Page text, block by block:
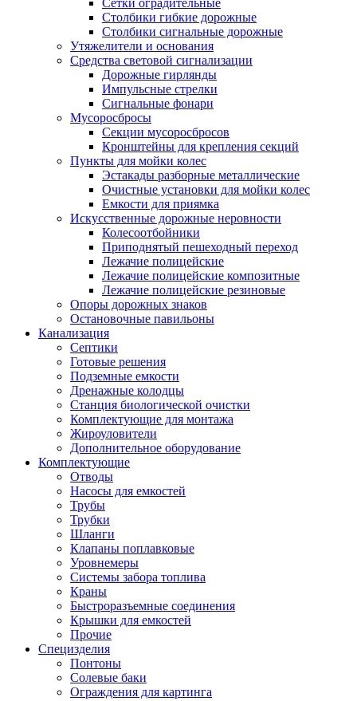
Сетки оградительные
Столбики гибкие дорожные
Столбики сигнальные дорожные
Утяжелители и основания
Средства световой сигнализации
Дорожные гирлянды
Импульсные стрелки
Сигнальные фонари
Мусоросбросы
Секции мусоросбросов
Кронштейны для крепления секций
Пункты для мойки колес
Эстакады разборные металлические
Очистные установки для мойки колес
Емкости для приямка
Искусственные дорожные неровности
Колесоотбойники
Приподнятый пешеходный переход
Лежачие полицейские
Лежачие полицейские композитные
Лежачие полицейские резиновые
Опоры дорожных знаков
Остановочные павильоны
Канализация
Септики
Готовые решения
Подземные емкости
Дренажные колодцы
Станция биологической очистки
Комплектующие для монтажа
Жироуловители
Дополнительное оборудование
Комплектующие
Отводы
Насосы для емкостей
Трубы
Трубки
Шланги
Клапаны поплавковые
Уровнемеры
Системы забора топлива
Краны
Быстроразъемные соединения
Крышки для емкостей
Прочие
Специзделия
Понтоны
Солевые баки
Ограждения для картинга